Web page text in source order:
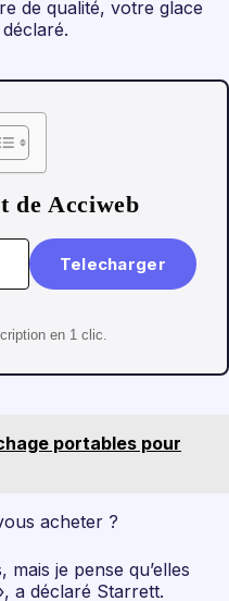
de qualité, votre glace
de Acciweb
Telecharger
en 1 clic.
portables pour
acheter ?
je pense qu’elles
a déclaré Starrett.